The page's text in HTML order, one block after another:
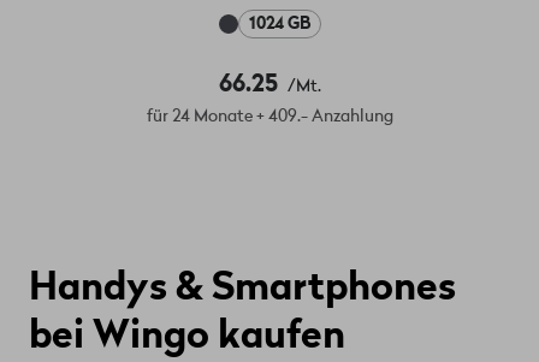
1024 GB
66.25
/Mt.
für 24 Monate + 409.- Anzahlung
Handys & Smartphones
bei Wingo kaufen